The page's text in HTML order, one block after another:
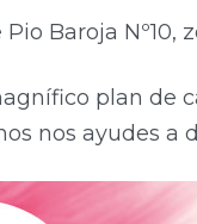
Baroja
plan de
nos ayudes a